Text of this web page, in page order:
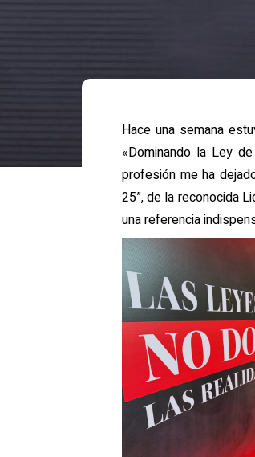
Hace una semana
«Dominando la Ley
profesión me ha
25”, de la reconocida
una referencia